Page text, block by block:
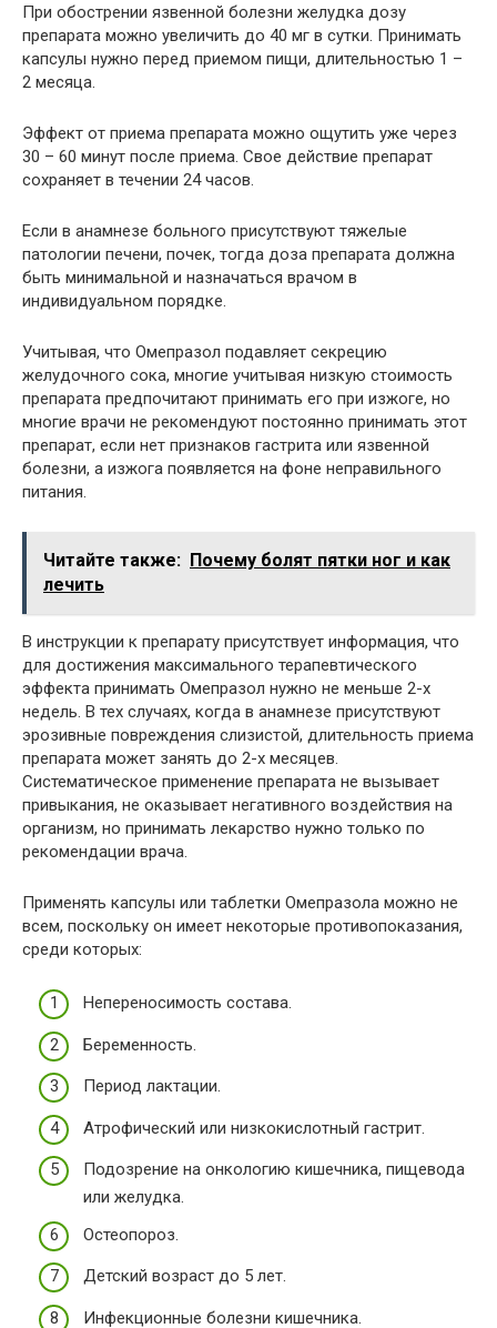
При обострении язвенной болезни желудка дозу
препарата можно увеличить до 40 мг в сутки. Принимать
капсулы нужно перед приемом пищи, длительностью 1 –
2 месяца.
Эффект от приема препарата можно ощутить уже через
30 – 60 минут после приема. Свое действие препарат
сохраняет в течении 24 часов.
Если в анамнезе больного присутствуют тяжелые
патологии печени, почек, тогда доза препарата должна
быть минимальной и назначаться врачом в
индивидуальном порядке.
Учитывая, что Омепразол подавляет секрецию
желудочного сока, многие учитывая низкую стоимость
препарата предпочитают принимать его при изжоге, но
многие врачи не рекомендуют постоянно принимать этот
препарат, если нет признаков гастрита или язвенной
болезни, а изжога появляется на фоне неправильного
питания.
Читайте также: Почему болят пятки ног и как
лечить
В инструкции к препарату присутствует информация, что
для достижения максимального терапевтического
эффекта принимать Омепразол нужно не меньше 2-х
недель. В тех случаях, когда в анамнезе присутствуют
эрозивные повреждения слизистой, длительность приема
препарата может занять до 2-х месяцев.
Систематическое применение препарата не вызывает
привыкания, не оказывает негативного воздействия на
организм, но принимать лекарство нужно только по
рекомендации врача.
Применять капсулы или таблетки Омепразола можно не
всем, поскольку он имеет некоторые противопоказания,
среди которых:
Непереносимость состава.
Беременность.
Период лактации.
Атрофический или низкокислотный гастрит.
Подозрение на онкологию кишечника, пищевода
или желудка.
Остеопороз.
Детский возраст до 5 лет.
Инфекционные болезни кишечника.